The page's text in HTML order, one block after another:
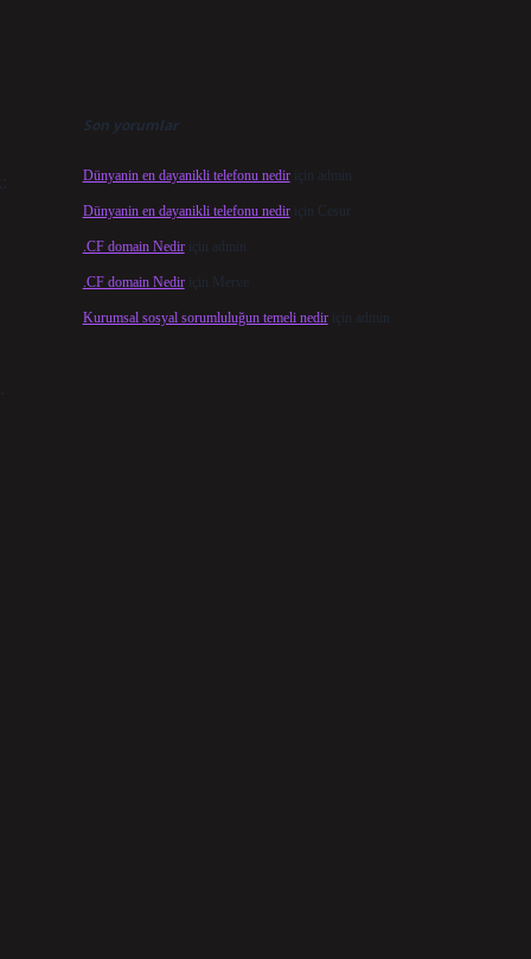
Son yorumlar
Dünyanin en dayanikli telefonu nediriçin admin
Dünyanin en dayanikli telefonu nediriçin Cesur
.CF domain Nediriçin admin
.CF domain Nediriçin Merve
Kurumsal sosyal sorumluluğun temeli nediriçin admin